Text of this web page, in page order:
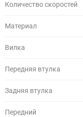
Количество скоростей
Материал
Вилка
Передняя втулка
Задняя втулка
Передний